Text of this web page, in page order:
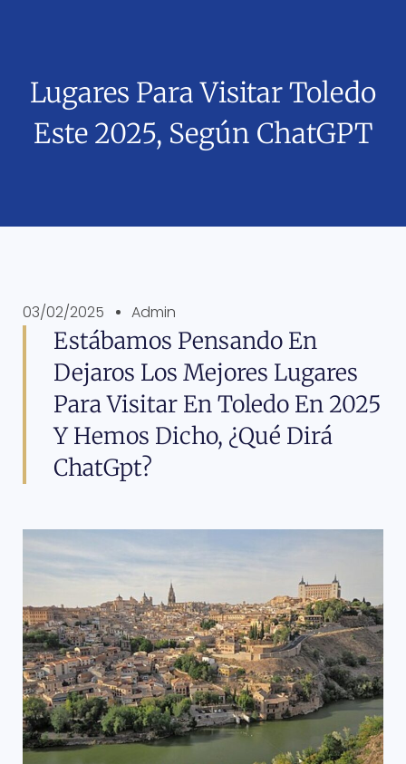
Lugares Para Visitar Toledo
Este 2025, Según ChatGPT
03/02/2025 Admin
Estábamos Pensando En
Dejaros Los Mejores Lugares
Para Visitar En Toledo En 2025
Y Hemos Dicho, ¿Qué Dirá
ChatGpt?